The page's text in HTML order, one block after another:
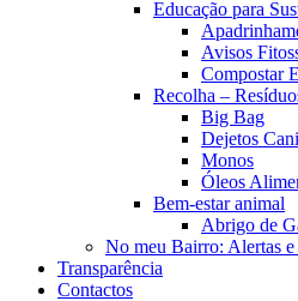
Educação para
Avisos
Compostar
Recolha –
Big Bag
Dejetos
Monos
Óleos
Bem-estar animal
Abrigo de
No meu Bairro: Alertas
Transparência
Contactos